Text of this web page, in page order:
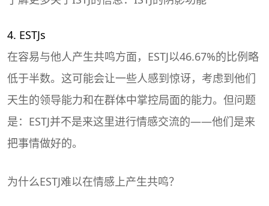
4. ESTJs
在容易与他人产生共鸣方面，ESTJ以46.67%的比例略
低于半数。这可能会让一些人感到惊讶，考虑到他们
天生的领导能力和在群体中掌控局面的能力。但问题
是：ESTJ并不是来这里进行情感交流的——他们是来
把事情做好的。
为什么ESTJ难以在情感上产生共鸣？